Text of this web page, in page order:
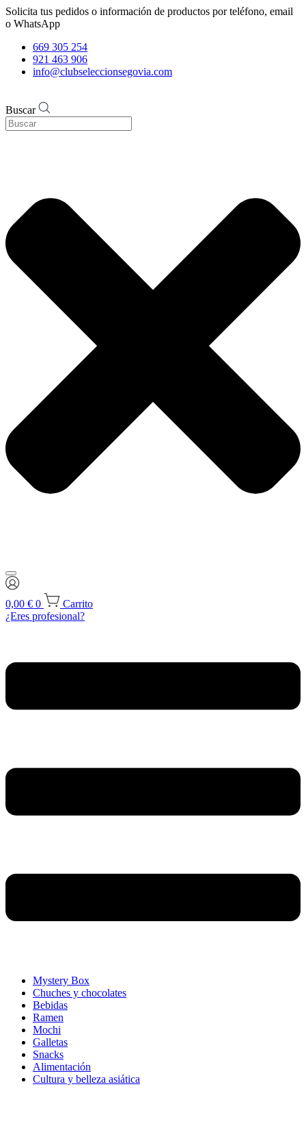
Solicita tus pedidos o información de productos por teléfono, email
o WhatsApp
669 305 254
921 463 906
info@clubseleccionsegovia.com
Buscar
0,00 € 0
Carrito
¿Eres profesional?
Mystery Box
Chuches y chocolates
Bebidas
Ramen
Mochi
Galletas
Snacks
Alimentación
Cultura y belleza asiática